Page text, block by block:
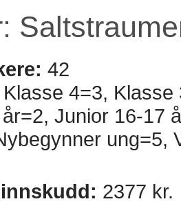
42
4=3,
Junior 16-17
ung=5,
2377 kr.